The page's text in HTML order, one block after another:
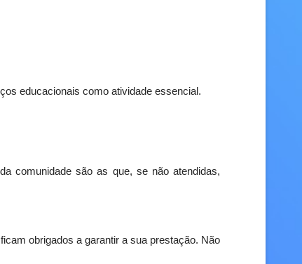
educacionais como atividade essencial.
comunidade são as que, se não atendidas,
obrigados a garantir a sua prestação. Não